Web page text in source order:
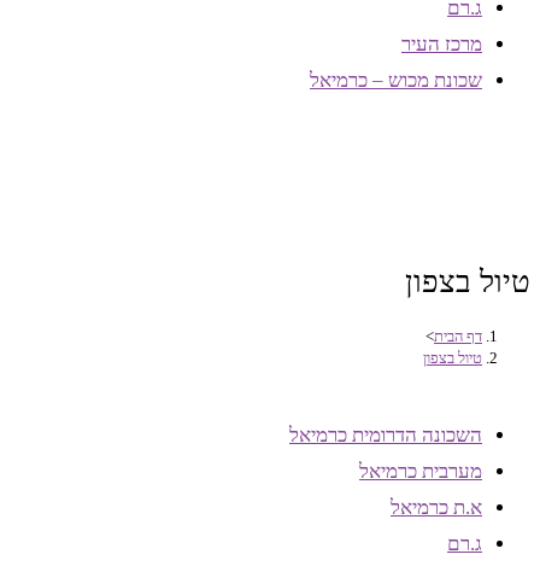
ג.רם
מרכז העיר
שכונת מכוש – כרמיאל
טיול בצפון
דף הבית>
טיול בצפון
השכונה הדרומית כרמיאל
מערבית כרמיאל
א.ת כרמיאל
ג.רם